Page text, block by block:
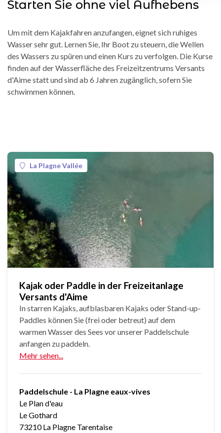
Starten Sie ohne viel Aufhebens
Um mit dem Kajakfahren anzufangen, eignet sich ruhiges
Wasser sehr gut. Lernen Sie, Ihr Boot zu steuern, die Wellen
des Wassers zu spüren und einen Kurs zu verfolgen. Die Kurse
finden auf der Wasserfläche des Freizeitzentrums Versants
d'Aime statt und sind ab 6 Jahren zugänglich, sofern Sie
schwimmen können.
La Plagne Vallée
Kajak oder Paddle in der Freizeitanlage
Versants d'Aime
In starren Kajaks, aufblasbaren Kajaks oder Stand-up-
Paddles können Sie (frei oder betreut) auf dem
warmen Wasser des Sees vor unserer Paddelschule
anfangen zu paddeln.
Mehr sehen...
Paddelschule - La Plagne eaux-vives
Le Plan d'eau
Le Gothard
73210 La Plagne Tarentaise